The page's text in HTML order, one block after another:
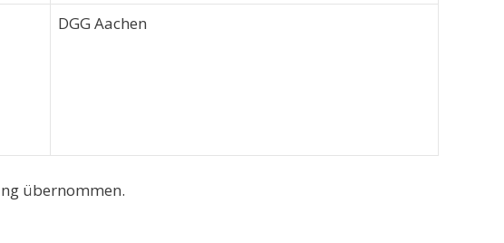
DGG Aachen
übernommen.